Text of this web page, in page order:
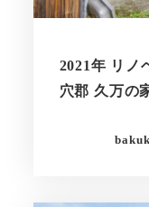
2021年 リノ
穴郡 久万の